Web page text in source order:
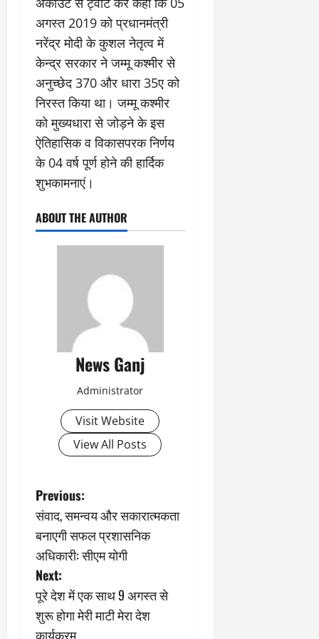
अगस्त 2019 को प्रधानमंत्री
नरेंद्र मोदी के कुशल नेतृत्व में
केन्द्र सरकार ने जम्मू कश्मीर से
अनुच्छेद 370 और धारा 35ए को
निरस्त किया था। जम्मू कश्मीर
को मुख्यधारा से जोड़ने के इस
ऐतिहासिक व विकासपरक निर्णय
के 04 वर्ष पूर्ण होने की हार्दिक
शुभकामनाएं।
ABOUT THE AUTHOR
News Ganj
Administrator
Visit Website
View All Posts
P
o
s
t
n
Previous:
संवाद, समन्वय और सकारात्मकता
बनाएगी सफल प्रशासनिक
अधिकारी: सीएम योगी
Next:
पूरे देश में एक साथ 9 अगस्त से
शुरू होगा मेरी माटी मेरा देश
कार्यक्रम